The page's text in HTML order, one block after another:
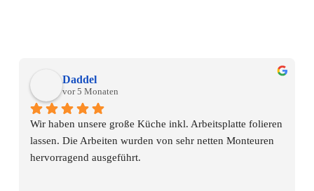
Daddel
vor 5 Monaten
Wir haben unsere große Küche inkl. Arbeitsplatte folieren
lassen. Die Arbeiten wurden von sehr netten Monteuren
hervorragend ausgeführt.